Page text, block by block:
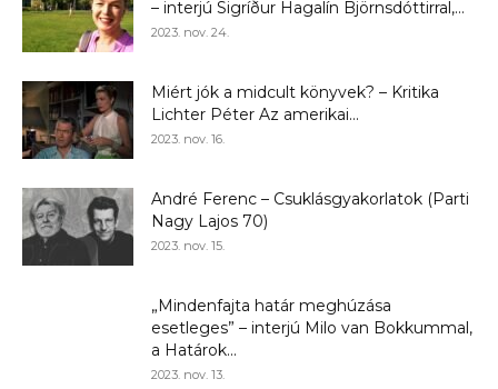
– interjú Sigríður Hagalín Björnsdóttirral,...
2023. nov. 24.
Miért jók a midcult könyvek? – Kritika
Lichter Péter Az amerikai...
2023. nov. 16.
André Ferenc – Csuklásgyakorlatok (Parti
Nagy Lajos 70)
2023. nov. 15.
„Mindenfajta határ meghúzása
esetleges” – interjú Milo van Bokkummal,
a Határok...
2023. nov. 13.